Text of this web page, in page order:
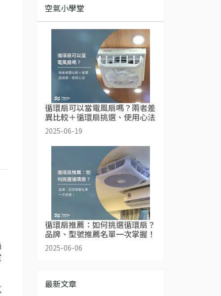
空氣小學堂
循環扇可以當電風扇嗎？兩者差
異比較＋循環扇挑選、使用心法
2025-06-19
循環扇推薦：如何挑選循環扇？
品牌、型號推薦名單一次掌握！
2025-06-06
最新文章